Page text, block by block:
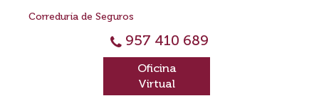
Correduría de Seguros
957 410 689
Oficina
Virtual